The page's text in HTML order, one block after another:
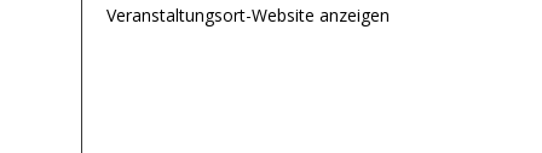
Veranstaltungsort-Website anzeigen